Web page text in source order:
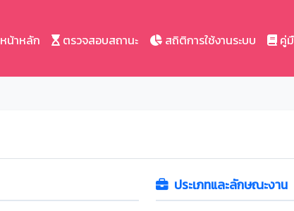
หน้าหลัก ตรวจสอบสถานะ สถิติการใช้งานระบบ คู่
ประเภทและลักษณะงาน